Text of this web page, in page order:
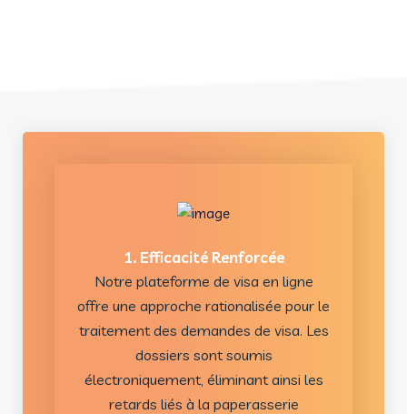
1. Efficacité Renforcée
Notre plateforme de visa en ligne
offre une approche rationalisée pour le
traitement des demandes de visa. Les
dossiers sont soumis
électroniquement, éliminant ainsi les
retards liés à la paperasserie